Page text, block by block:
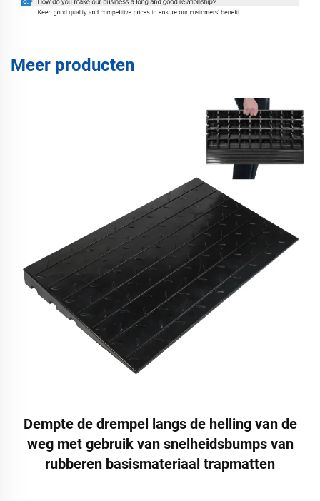
Meer producten
Dempte de drempel langs de helling van de
weg met gebruik van snelheidsbumps van
rubberen basismateriaal trapmatten